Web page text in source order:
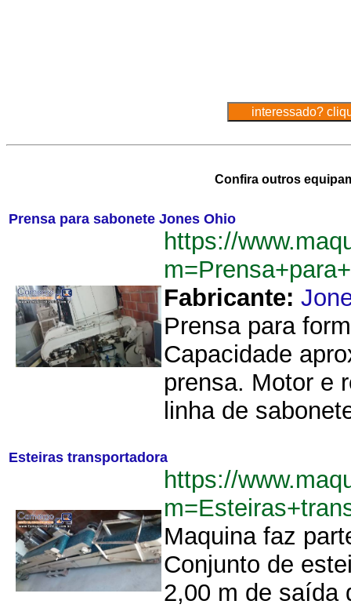
Confira outros
Prensa para sabonete Jones Ohio
https://
Fabricante:
Prensa para
Capacidade
prensa. Motor e
linha de
Esteiras transportadora
https://
Maquina faz
Conjunto de
2,00 m de saída